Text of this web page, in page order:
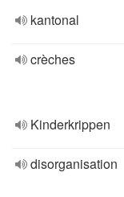
kantonal
crèches
Kinderkrippen
disorganisation